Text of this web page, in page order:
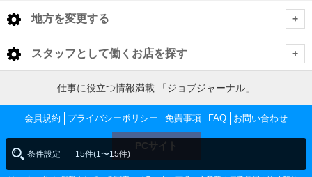
条件設定 15件(1〜15件)
池袋・巣鴨・大塚 デリヘル送迎ドライバー
池袋 デリヘル送迎ドライバー
新宿・歌舞伎町・大久保・高田馬場
新宿・歌舞伎町・大久保・高田馬場 デリヘル送迎ドライバー
渋谷・恵比寿・代々木
地方を変更する
< 全国トップ
北海道 男性高収入
東北 男性高収入
南関東 男性高収入
甲信越 男性高収入
スタッフとして働くお店を探す
東京都
東京 男性高収入
池袋 男性高収入
新宿 男性高収入
神奈川県
神奈川 男性高収入
千葉県
仕事に役立つ情報満載 「ジョブジャーナル」
会員規約 プライバシーポリシー 免責事項 FAQ お問い合わせ
PCサイト